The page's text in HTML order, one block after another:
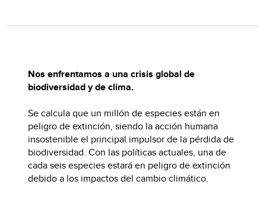
Nos enfrentamos a una crisis global de
biodiversidad y de clima.
Se calcula que un millón de especies están en
peligro de extinción, siendo la acción humana
insostenible el principal impulsor de la pérdida de
biodiversidad. Con las políticas actuales, una de
cada seis especies estará en peligro de extinción
debido a los impactos del cambio climático.